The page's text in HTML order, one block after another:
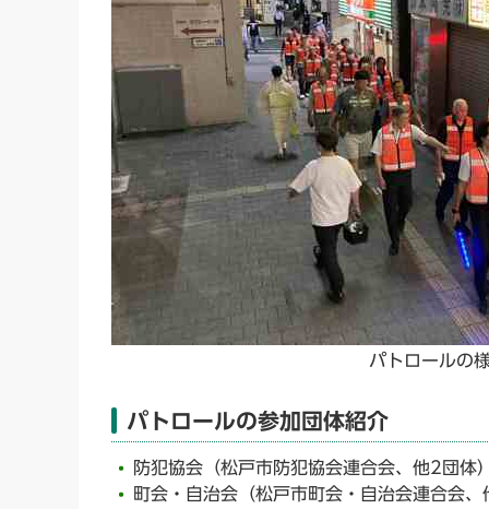
パトロールの
パトロールの参加団体紹介
防犯協会（松戸市防犯協会連合会、他2団体
町会・自治会（松戸市町会・自治会連合会